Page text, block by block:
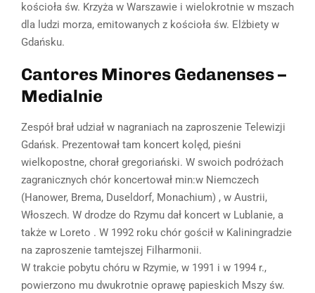
kościoła św. Krzyża w Warszawie i wielokrotnie w mszach
dla ludzi morza, emitowanych z kościoła św. Elżbiety w
Gdańsku.
Cantores Minores Gedanenses –
Medialnie
Zespół brał udział w nagraniach na zaproszenie Telewizji
Gdańsk. Prezentował tam koncert kolęd, pieśni
wielkopostne, chorał gregoriański. W swoich podróżach
zagranicznych chór koncertował min:w Niemczech
(Hanower, Brema, Duseldorf, Monachium) , w Austrii,
Włoszech. W drodze do Rzymu dał koncert w Lublanie, a
także w Loreto . W 1992 roku chór gościł w Kaliningradzie
na zaproszenie tamtejszej Filharmonii.
W trakcie pobytu chóru w Rzymie, w 1991 i w 1994 r.,
powierzono mu dwukrotnie oprawę papieskich Mszy św.